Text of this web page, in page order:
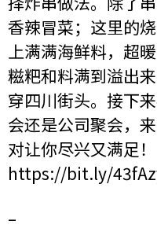
香辣冒菜；这里的
上满满海鲜料，超
糍粑和料满到溢出
穿四川街头。接下
会还是公司聚会，
对让你尽兴又满足
https://bit.ly/
–